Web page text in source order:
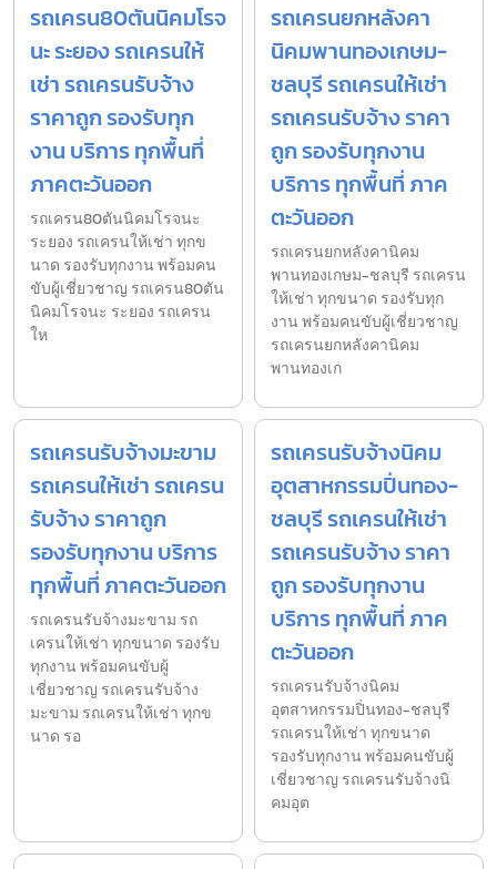
รถเครน80ตันนิคมโรจ
นะ ระยอง รถเครนให้
เช่า รถเครนรับจ้าง
ราคาถูก รองรับทุก
งาน บริการ ทุกพื้นที่
ภาคตะวันออก
รถเครน80ตันนิคมโรจนะ
ระยอง รถเครนให้เช่า ทุกข
นาด รองรับทุกงาน พร้อมคน
ขับผู้เชี่ยวชาญ รถเครน80ตัน
นิคมโรจนะ ระยอง รถเครน
ให
รถเครนยกหลังคา
นิคมพานทองเกษม-
ชลบุรี รถเครนให้เช่า
รถเครนรับจ้าง ราคา
ถูก รองรับทุกงาน
บริการ ทุกพื้นที่ ภาค
ตะวันออก
รถเครนยกหลังคานิคม
พานทองเกษม-ชลบุรี รถเครน
ให้เช่า ทุกขนาด รองรับทุก
งาน พร้อมคนขับผู้เชี่ยวชาญ
รถเครนยกหลังคานิคม
พานทองเก
รถเครนรับจ้างมะขาม
รถเครนให้เช่า รถเครน
รับจ้าง ราคาถูก
รองรับทุกงาน บริการ
ทุกพื้นที่ ภาคตะวันออก
รถเครนรับจ้างมะขาม รถ
เครนให้เช่า ทุกขนาด รองรับ
ทุกงาน พร้อมคนขับผู้
เชี่ยวชาญ รถเครนรับจ้าง
มะขาม รถเครนให้เช่า ทุกข
นาด รอ
รถเครนรับจ้างนิคม
อุตสาหกรรมปิ่นทอง-
ชลบุรี รถเครนให้เช่า
รถเครนรับจ้าง ราคา
ถูก รองรับทุกงาน
บริการ ทุกพื้นที่ ภาค
ตะวันออก
รถเครนรับจ้างนิคม
อุตสาหกรรมปิ่นทอง-ชลบุรี
รถเครนให้เช่า ทุกขนาด
รองรับทุกงาน พร้อมคนขับผู้
เชี่ยวชาญ รถเครนรับจ้างนิ
คมอุต